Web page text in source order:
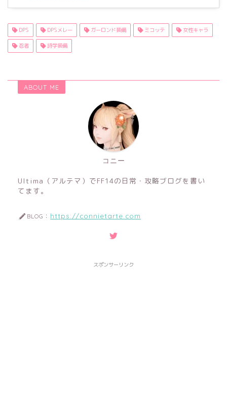
DPS DPSメレー ガーロンド装備 ミコッテ 女性キャラ
忍者 詩学装備
ABOUT ME
コニー
Ultima（アルテマ）でFF14の日常・攻略ブログを書い
てます。
BLOG： https://connietarte.com
スポンサーリンク